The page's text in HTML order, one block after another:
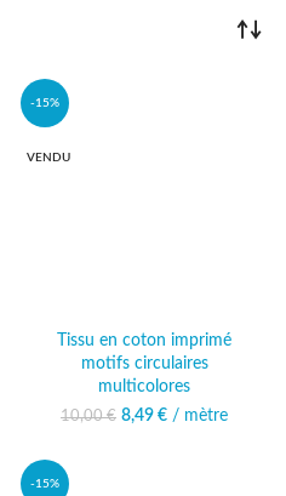
-15%
VENDU
Tissu en coton imprimé
motifs circulaires
multicolores
10,00€ Le prix initial était :
8,49 € Le prix actuel
/ mètre
-15%